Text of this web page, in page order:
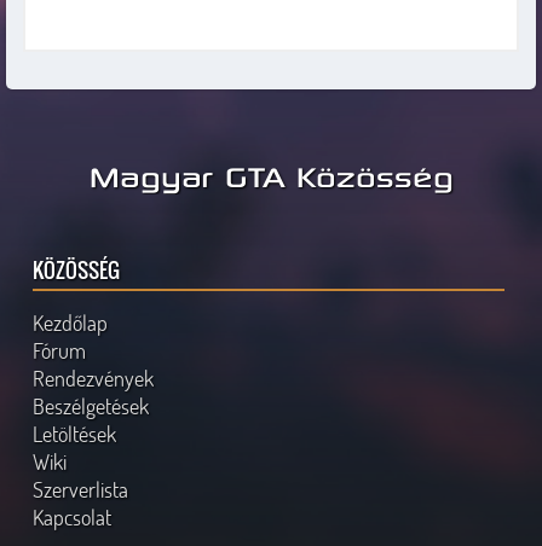
Magyar GTA Közösség
KÖZÖSSÉG
Kezdőlap
Fórum
Rendezvények
Beszélgetések
Letöltések
Wiki
Szerverlista
Kapcsolat